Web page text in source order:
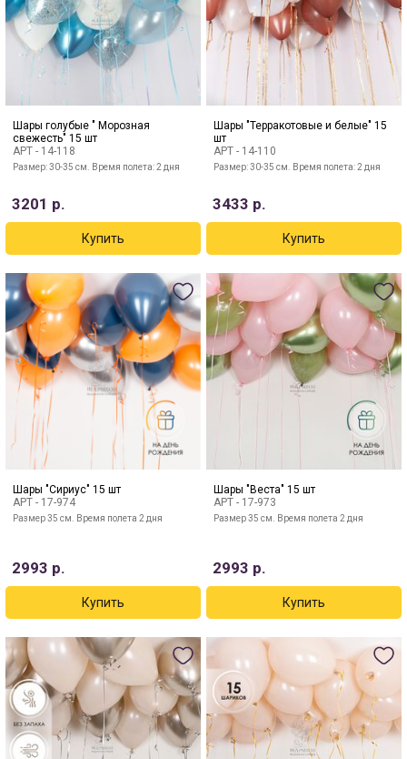
Шары голубые " Морозная
свежесть" 15 шт
АРТ - 14-118
Размер: 30-35 см. Время полета: 2 дня
3201 р.
Шары "Терракотовые и белые" 15
шт
АРТ - 14-110
Размер: 30-35 см. Время полета: 2 дня
3433 р.
Шары "Сириус" 15 шт
АРТ - 17-974
Размер 35 см. Время полета 2 дня
2993 р.
Шары "Веста" 15 шт
АРТ - 17-973
Размер 35 см. Время полета 2 дня
2993 р.